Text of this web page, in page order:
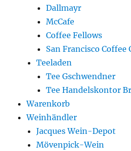
Dallmayr
McCafe
Coffee Fellows
San Francisco Coffee
Teeladen
Tee Gschwendner
Tee Handelskontor
Warenkorb
Weinhändler
Jacques Wein-Depot
Mövenpick-Wein